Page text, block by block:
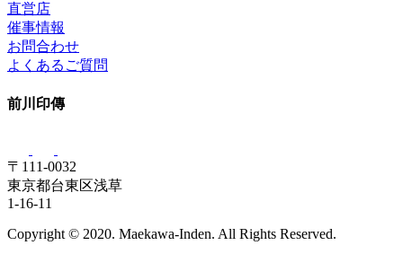
直営店
催事情報
お問合わせ
よくあるご質問
前川印傳
〒111-0032
東京都台東区浅草
1-16-11
Copyright © 2020. Maekawa-Inden. All Rights Reserved.